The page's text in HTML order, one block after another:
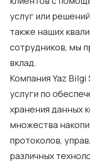
услуг или
также наших
сотрудников, мы
вклад.
Компания Yaz
услуги по
хранения данных
множества
протоколов,
различных